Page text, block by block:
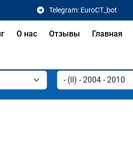
Telegram: EuroCT_bot
О нас Отзывы Главная